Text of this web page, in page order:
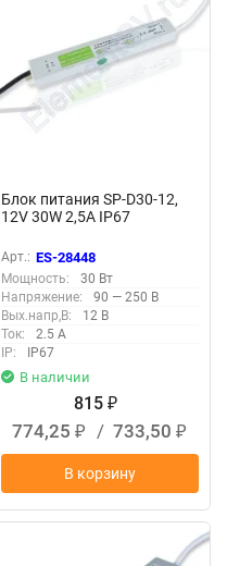
Блок питания SP-D30-12,
12V 30W 2,5A IP67
Арт.: ES-28448
Мощность:
30 Вт
Напряжение:
90 — 250 В
Вых.напр,В:
12 В
Ток:
2.5 А
IP:
IP67
В наличии
815 ₽
774,25 ₽ / 733,50 ₽
В корзину